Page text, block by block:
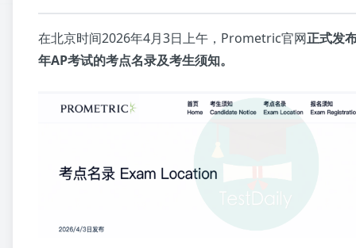
在北京时间2026年4月3日上午，Prometric官网正式发
年AP考试的考点名录及考生须知。